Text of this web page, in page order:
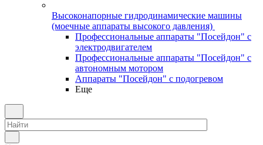
Высоконапорные гидродинамические машины
(моечные аппараты высокого давления)
Профессиональные аппараты "Посейдон" с
электродвигателем
Профессиональные аппараты "Посейдон" с
автономным мотором
Аппараты "Посейдон" с подогревом
Еще